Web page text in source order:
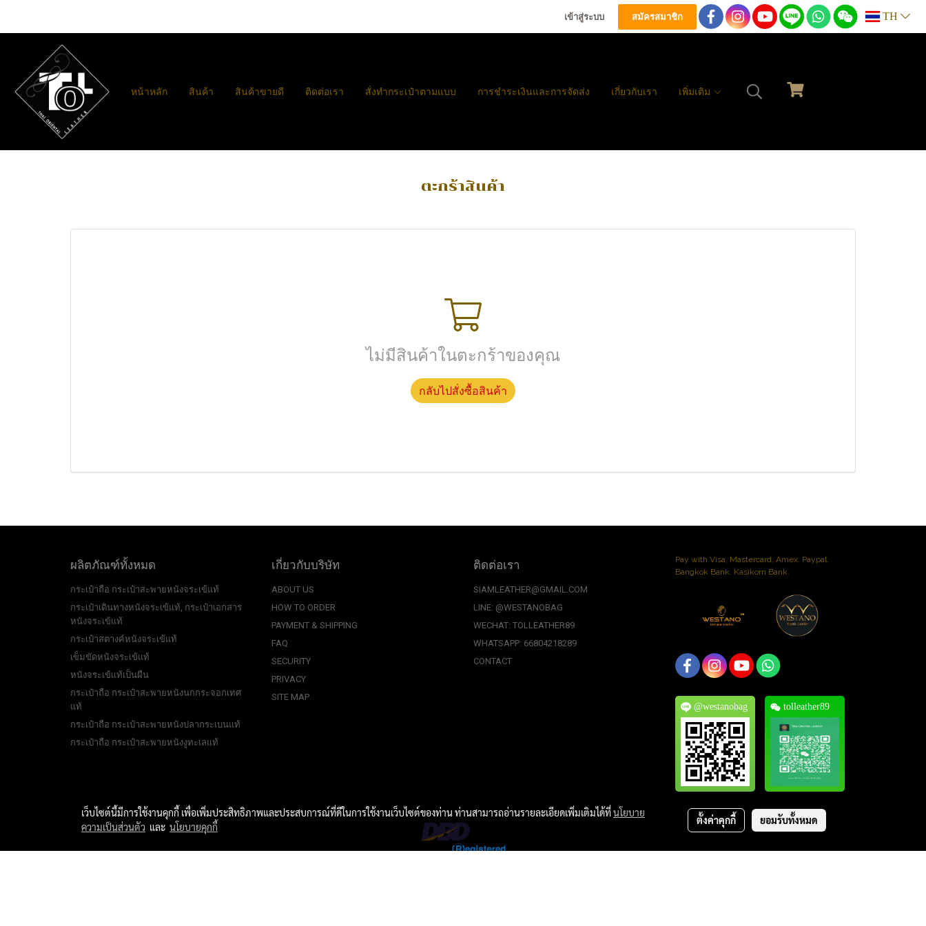
เข้าสู่ระบบ สมัครสมาชิก TH
หน้าหลัก สินค้า สินค้าขายดี ติดต่อเรา สั่งทำกระเป๋าตามแบบ การชำระเงินและการจัดส่ง เกี่ยวกับเรา เพิ่มเติม
ตะกร้าสินค้า
ไม่มีสินค้าในตะกร้าของคุณ
กลับไปสั่งซื้อสินค้า
ผลิตภัณฑ์ทั้งหมด
กระเป๋าถือ กระเป๋าสะพายหนังจระเข้แท้
กระเป๋าเดินทางหนังจระเข้แท้, กระเป๋าเอกสาร
หนังจระเข้แท้
กระเป๋าสตางค์หนังจระเข้แท้
เข็มขัดหนังจระเข้แท้
หนังจระเข้แท้เป็นผืน
กระเป๋าถือ กระเป๋าสะพายหนังนกกระจอกเทศ
แท้
กระเป๋าถือ กระเป๋าสะพายหนังปลากระเบนแท้
กระเป๋าถือ กระเป๋าสะพายหนังงูทะเลแท้
เกี่ยวกับบริษัท
ABOUT US
HOW TO ORDER
PAYMENT & SHIPPING
FAQ
SECURITY
PRIVACY
SITE MAP
ติดต่อเรา
SIAMLEATHER@GMAIL.COM
LINE: @WESTANOBAG
WECHAT: TOLLEATHER89
WHATSAPP: 66804218289
CONTACT
Pay with Visa, Mastercard, Amex. Paypal.
Bangkok Bank. Kasikorn Bank.
@westanobag tolleather89
เว็บไซต์นี้มีการใช้งานคุกกี้ เพื่อเพิ่มประสิทธิภาพและประสบการณ์ที่ดีในการใช้งานเว็บไซต์ของท่าน ท่านสามารถอ่านรายละเอียดเพิ่มเติมได้ที่นโยบาย
ความเป็นส่วนตัว และ นโยบายคุกกี้
ตั้งค่าคุกกี้ ยอมรับทั้งหมด